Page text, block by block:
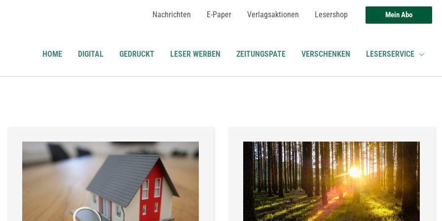
Nachrichten E-Paper Verlagsaktionen Lesershop Mein Abo
HOME DIGITAL GEDRUCKT LESER WERBEN ZEITUNGSPATE VERSCHENKEN LESERSERVICE